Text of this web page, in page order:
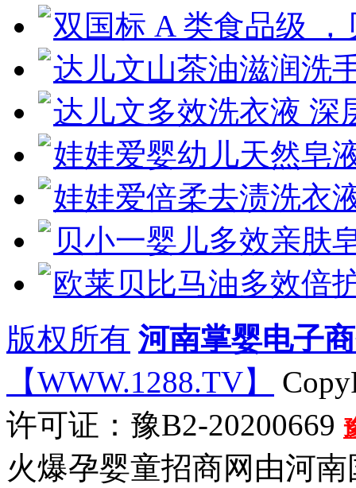
双国标 A 类食品级 ，
达儿文山茶油滋润洗
达儿文多效洗衣液 深
娃娃爱婴幼儿天然皂
娃娃爱倍柔去渍洗衣
贝小一婴儿多效亲肤
欧莱贝比马油多效倍
版权所有 河南掌婴电子
【WWW.1288.TV】
许可证：豫B2-20200669
火爆孕婴童招商网由河